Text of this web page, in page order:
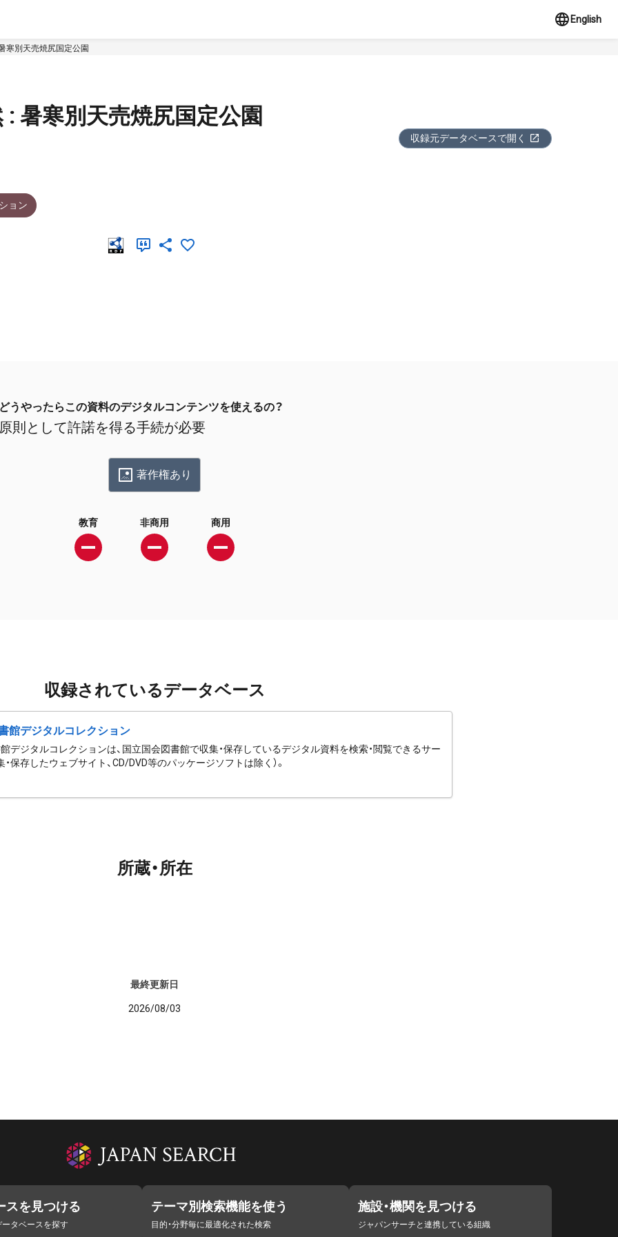
English
寒別天売焼尻国定公園
: 暑寒別天売焼尻国定公園
収録元データベースで開く
ョン
どうやったらこの資料のデジタルコンテンツを使えるの？
原則として許諾を得る手続が必要
著作権あり
教育 非商用 商用
収録されているデータベース
館デジタルコレクション
デジタルコレクションは、国立国会図書館で収集・保存しているデジタル資料を検索・閲覧できるサー
・保存したウェブサイト、CD/DVD等のパッケージソフトは除く）。
所蔵・所在
最終更新日
2026/08/03
スを見つける
タベースを探す
テーマ別検索機能を使う
目的・分野毎に最適化された検索
施設・機関を見つける
ジャパンサーチと連携している組織